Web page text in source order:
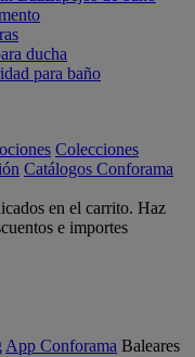
ducha
para baño
Colecciones
Catálogos Conforama
en el carrito. Haz
e importes
App Conforama Baleares